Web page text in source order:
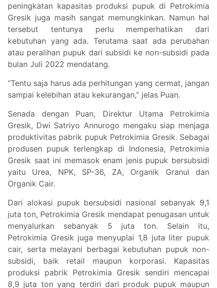
peningkatan kapasitas produksi pupuk di Petrokimia
Gresik juga masih sangat memungkinkan. Namun hal
tersebut tentunya perlu memperhatikan dari
kebutuhan yang ada. Terutama saat ada perubahan
atau peralihan pupuk dari subsidi ke non-subsidi pada
bulan Juli 2022 mendatang.
“Tentu saja harus ada perhitungan yang cermat, jangan
sampai kelebihan atau kekurangan,” jelas Puan.
Senada dengan Puan, Direktur Utama Petrokimia
Gresik, Dwi Satriyo Annurogo mengaku siap menjaga
produktivitas pabrik pupuk Petrokimia Gresik. Sebagai
produsen pupuk terlengkap di Indonesia, Petrokimia
Gresik saat ini memasok enam jenis pupuk bersubsidi
yaitu Urea, NPK, SP-36, ZA, Organik Granul dan
Organik Cair.
Dari alokasi pupuk bersubsidi nasional sebanyak 9,1
juta ton, Petrokimia Gresik mendapat penugasan untuk
menyalurkan sebanyak 5 juta ton. Selain itu,
Petrokimia Gresik juga menyuplai 1,8 juta liter pupuk
cair, serta melayani berbagai kebutuhan pupuk non-
subsidi, baik retail maupun korporasi. Kapasitas
produksi pabrik Petrokimia Gresik sendiri mencapai
8,9 juta ton yang terdiri dari produk pupuk maupun